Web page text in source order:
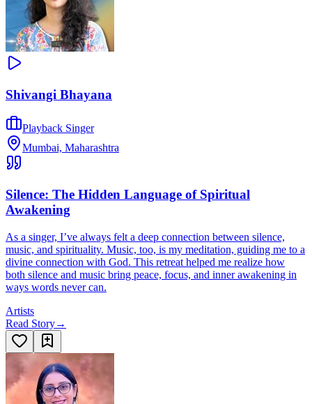
Shivangi Bhayana
Playback Singer
Mumbai, Maharashtra
Silence: The Hidden Language of Spiritual
Awakening
As a singer, I’ve always felt a deep connection between silence,
music, and spirituality. Music, too, is my meditation, guiding me to a
divine connection with God. This retreat helped me realize how
both silence and music bring peace, focus, and inner awakening in
ways words never can.
Artists
Read Story→